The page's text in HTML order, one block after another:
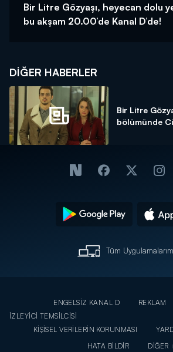
Bir Litre Gözyaşı, heyecan dolu
bu akşam 20.00’de Kanal D’de!
DIĞER HABERLER
Bir Litre
bölümünde
Tüm
ENGELSİZ KANAL D REKLAM
İZLEYİCİ TEMSİLCİSİ
KİŞİSEL VERİLERİN KORUNMASI
HATA BİLDİR
DİĞER